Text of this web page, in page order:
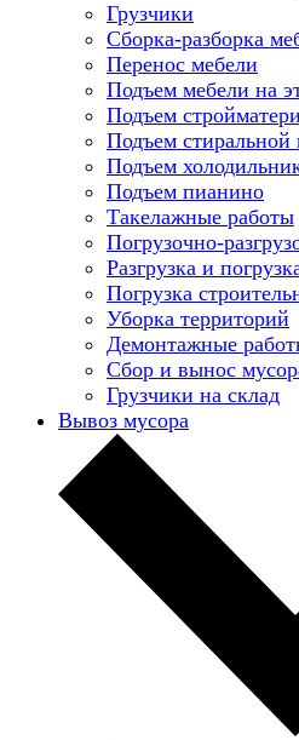
Грузчики
Сборка-разборка
Перенос мебели
Подъем мебели на
Подъем
Подъем
Подъем
Подъем пианино
Такелажные работы
Погрузочно-
Разгрузка и
Погрузка
Уборка территорий
Демонтажные
Сбор и вынос
Грузчики на склад
Вывоз мусора